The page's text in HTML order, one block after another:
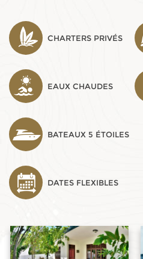
CHARTERS PRIVÉS
EAUX CHAUDES
BATEAUX 5 ÉTOILES
DATES FLEXIBLES